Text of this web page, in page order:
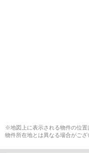
※地図上に表示される物件の位
物件所在地とは異なる場合がござ